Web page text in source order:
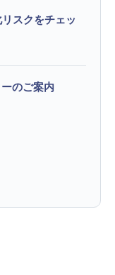
スクをチェッ
のご案内